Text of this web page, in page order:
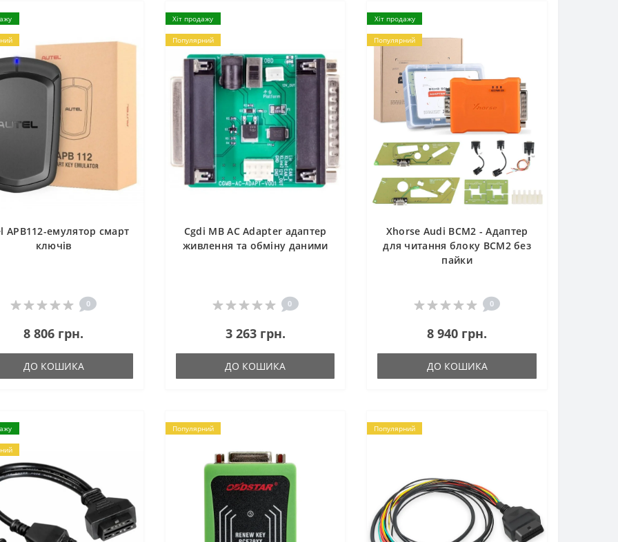
APB112-емулятор смарт
ключів
0
8 806 грн.
ДО КОШИКА
Хіт продажу
Популярний
Cgdi MB AC Adapter адаптер
живлення та обміну даними
0
3 263 грн.
ДО КОШИКА
Хіт продажу
Популярний
Xhorse Audi BCM2 - Адаптер
для читання блоку BCM2 без
пайки
0
8 940 грн.
ДО КОШИКА
Популярний Популярний